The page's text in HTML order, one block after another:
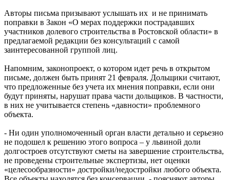
Авторы письма призывают услышать их и не принимать
поправки в Закон «О мерах поддержки пострадавших
участников долевого строительства в Ростовской области» в
предлагаемой редакции без консультаций с самой
заинтересованной группой лиц.
Напомним, законопроект, о котором идет речь в открытом
письме, должен быть принят 21 февраля. Дольщики считают,
что предложенные без учета их мнения поправки, если они
будут приняты, нарушат права части дольщиков. В частности,
в них не учитывается степень «давности» проблемного
объекта.
- Ни один уполномоченный орган власти детально и серьезно
не подошел к решению этого вопроса – у львиной доли
долгостроев отсутствуют сметы на завершение строительства,
не проведены строительные экспертизы, нет оценки
«целесообразности» достройки/недостройки любого объекта.